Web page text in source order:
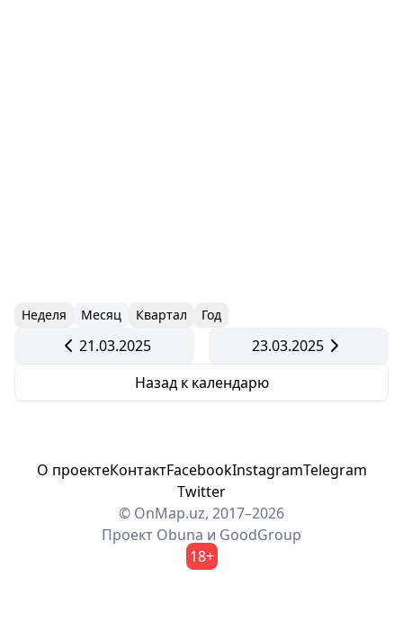
Неделя Месяц Квартал Год
21.03.2025
23.03.2025
Назад к календарю
О проектеКонтактFacebookInstagramTelegram
Twitter
© OnMap.uz, 2017–2026
Проект Obuna и GoodGroup
18+